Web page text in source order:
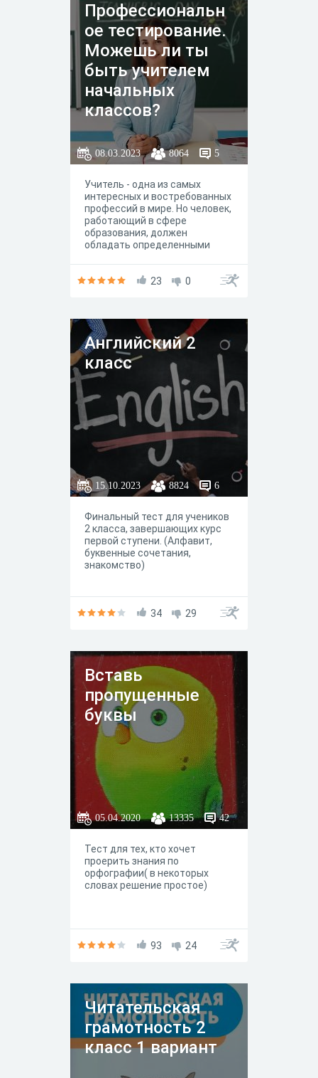
Профессиональн
ое тестирование.
Можешь ли ты
быть учителем
начальных
классов?
08.03.2023 8064 5
Учитель - одна из самых
интересных и востребованных
профессий в мире. Но человек,
работающий в сфере
образования, должен
обладать определенными
удовольствие. Данный тест
определить, есть ли у них
педагогические данные.
23 0
Английский 2
класс
15.10.2023 8824 6
Финальный тест для учеников
2 класса, завершающих курс
первой ступени. (Алфавит,
буквенные сочетания,
знакомство)
34 29
Вставь
пропущенные
буквы
05.04.2020 13335 42
Тест для тех, кто хочет
проерить знания по
орфографии( в некоторых
словах решение простое)
93 24
Читательская
грамотность 2
класс 1 вариант